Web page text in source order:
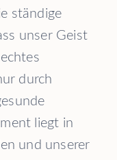
ständige
unser Geist
durch
liegt in
und unserer